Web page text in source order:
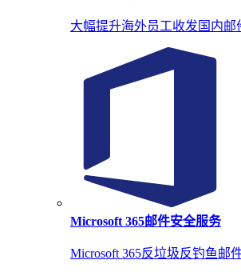
大幅提升海外员工收发国内邮
Microsoft 365邮件安全服务
Microsoft 365反垃圾反钓鱼邮